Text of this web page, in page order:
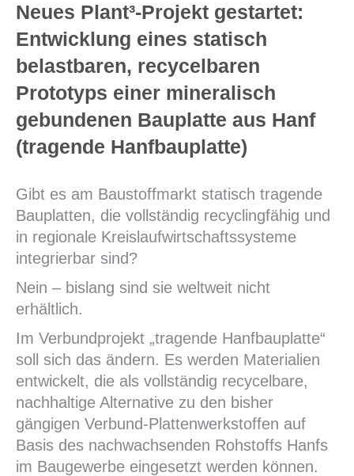
Neues Plant³-Projekt gestartet:
Entwicklung eines statisch
belastbaren, recycelbaren
Prototyps einer mineralisch
gebundenen Bauplatte aus Hanf
(tragende Hanfbauplatte)
Gibt es am Baustoffmarkt statisch tragende
Bauplatten, die vollständig recyclingfähig und
in regionale Kreislaufwirtschaftssysteme
integrierbar sind?
Nein – bislang sind sie weltweit nicht
erhältlich.
Im Verbundprojekt „tragende Hanfbauplatte“
soll sich das ändern. Es werden Materialien
entwickelt, die als vollständig recycelbare,
nachhaltige Alternative zu den bisher
gängigen Verbund-Plattenwerkstoffen auf
Basis des nachwachsenden Rohstoffs Hanfs
im Baugewerbe eingesetzt werden können.